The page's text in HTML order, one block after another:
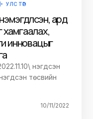
УЛС ТӨР
ард
хамгаалах,
инновацыг
нэгдсэн
төсвийн
10/11/2022